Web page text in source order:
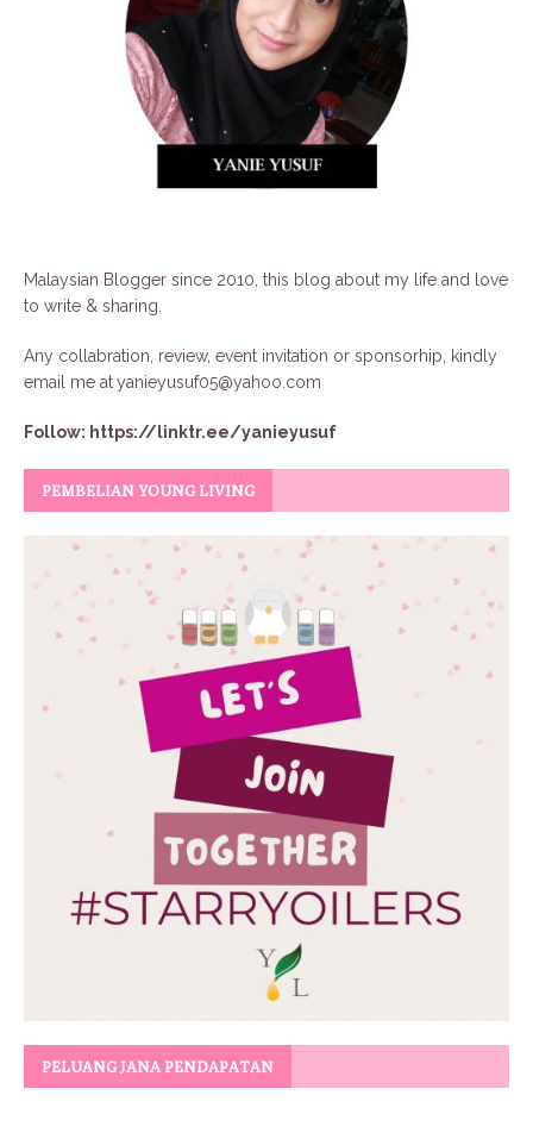
Malaysian Blogger since 2010, this blog about my life and love
to write & sharing.
Any collabration, review, event invitation or sponsorhip, kindly
email me atyanieyusuf05@yahoo.com
Follow: https://linktr.ee/yanieyusuf
PEMBELIAN YOUNG LIVING
PELUANG JANA PENDAPATAN